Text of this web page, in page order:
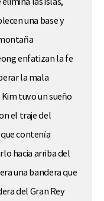
una base y
enfatizan la fe
la mala
tuvo un sueño
el traje del
contenía
hacia arriba del
una bandera que
del Gran Rey